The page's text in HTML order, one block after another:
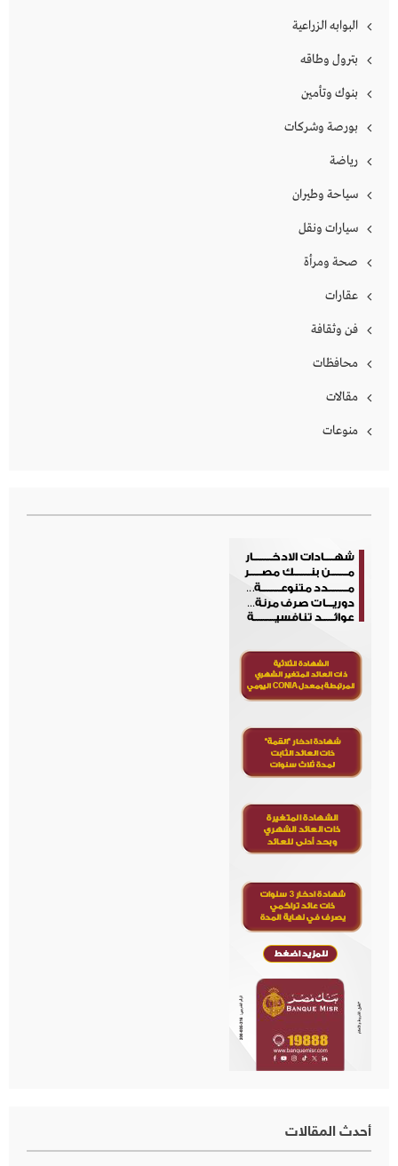
البوابه الزراعية
بترول وطاقه
بنوك وتأمين
بورصة وشركات
رياضة
سياحة وطيران
سيارات ونقل
صحة ومرأة
عقارات
فن وثقافة
محافظات
مقالات
منوعات
أحدث المقالات